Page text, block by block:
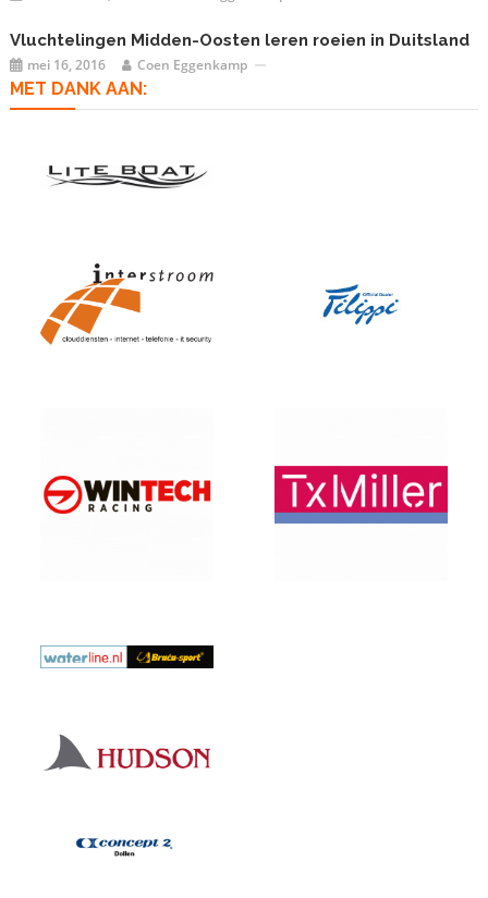
Vluchtelingen Midden-Oosten leren roeien in Duitsland
mei 16, 2016 Coen Eggenkamp
MET DANK AAN: